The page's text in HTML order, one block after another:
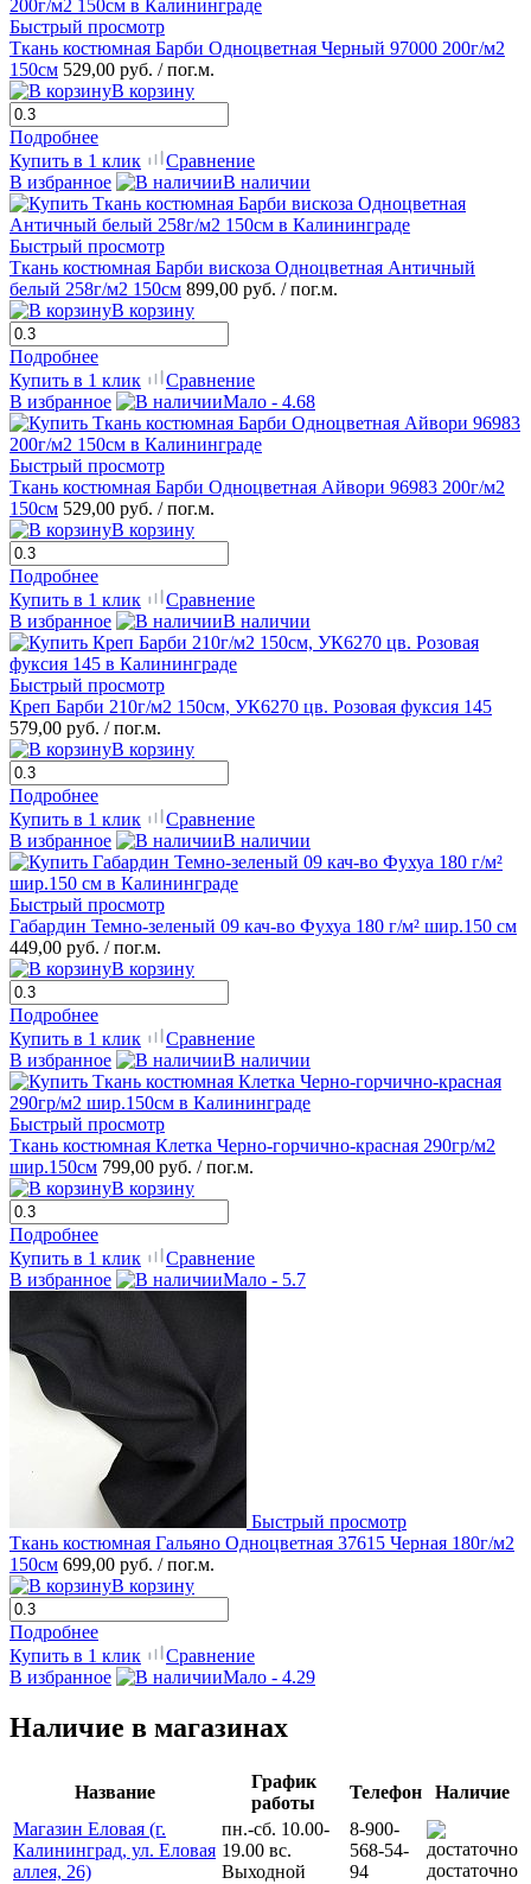
Быстрый просмотр
Ткань костюмная Барби Одноцветная Черный 97000 200г/м2
150см 529,00 руб. / пог.м.
В корзину
Подробнее
Купить в 1 клик
Сравнение
В избранное
В наличии
Быстрый просмотр
Ткань костюмная Барби вискоза Одноцветная Античный
белый 258г/м2 150см 899,00 руб. / пог.м.
В корзину
Подробнее
Купить в 1 клик
Сравнение
В избранное
Мало - 4.68
Быстрый просмотр
Ткань костюмная Барби Одноцветная Айвори 96983 200г/м2
150см 529,00 руб. / пог.м.
В корзину
Подробнее
Купить в 1 клик
Сравнение
В избранное
В наличии
Быстрый просмотр
Креп Барби 210г/м2 150см, УК6270 цв. Розовая фуксия 145
579,00 руб. / пог.м.
В корзину
Подробнее
Купить в 1 клик
Сравнение
В избранное
В наличии
Быстрый просмотр
Габардин Темно-зеленый 09 кач-во Фухуа 180 г/м² шир.150 см
449,00 руб. / пог.м.
В корзину
Подробнее
Купить в 1 клик
Сравнение
В избранное
В наличии
Быстрый просмотр
Ткань костюмная Клетка Черно-горчично-красная 290гр/м2
шир.150см 799,00 руб. / пог.м.
В корзину
Подробнее
Купить в 1 клик
Сравнение
В избранное
Мало - 5.7
Быстрый просмотр
Ткань костюмная Гальяно Одноцветная 37615 Черная 180г/м2
150см 699,00 руб. / пог.м.
В корзину
Подробнее
Купить в 1 клик
Сравнение
В избранное
Мало - 4.29
Наличие в магазинах
Название
График
работы
Телефон
Наличие
Магазин Еловая (г.
Калининград, ул. Еловая
аллея, 26)
пн.-сб. 10.00-
19.00 вс.
Выходной
8-900-
568-54-
94
достаточно